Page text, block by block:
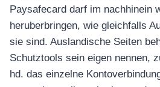
Paysafecard darf im nachhinein
heruberbringen, wie gleichfalls
sie sind. Auslandische Seiten
Schutztools sein eigen nennen,
hd. das einzelne